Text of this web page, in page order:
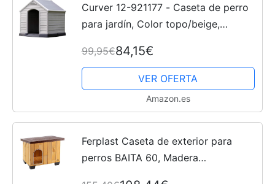
Curver 12-921177 - Caseta de perro
para jardín, Color topo/beige,
99,95€84,15€
VER OFERTA
Amazon.es
Ferplast Caseta de exterior para
perros BAITA 60, Madera